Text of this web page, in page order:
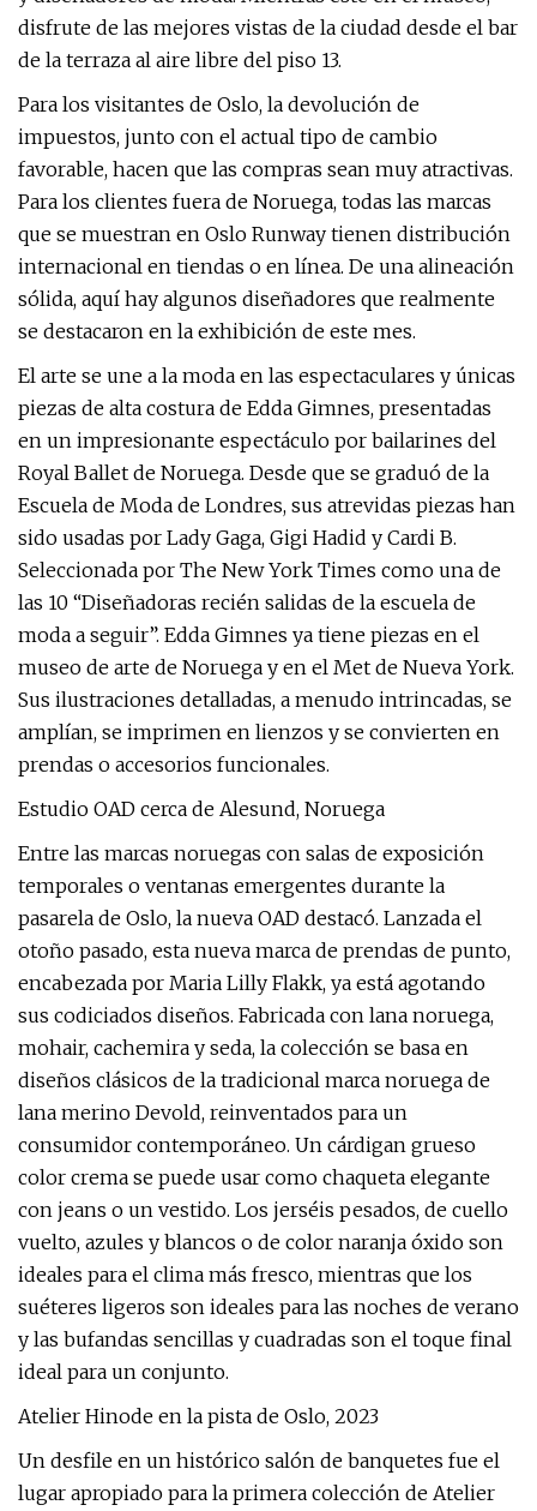
disfrute de las mejores vistas de la ciudad desde el bar
de la terraza al aire libre del piso 13.
Para los visitantes de Oslo, la devolución de
impuestos, junto con el actual tipo de cambio
favorable, hacen que las compras sean muy atractivas.
Para los clientes fuera de Noruega, todas las marcas
que se muestran en Oslo Runway tienen distribución
internacional en tiendas o en línea. De una alineación
sólida, aquí hay algunos diseñadores que realmente
se destacaron en la exhibición de este mes.
El arte se une a la moda en las espectaculares y únicas
piezas de alta costura de Edda Gimnes, presentadas
en un impresionante espectáculo por bailarines del
Royal Ballet de Noruega. Desde que se graduó de la
Escuela de Moda de Londres, sus atrevidas piezas han
sido usadas por Lady Gaga, Gigi Hadid y Cardi B.
Seleccionada por The New York Times como una de
las 10 “Diseñadoras recién salidas de la escuela de
moda a seguir”. Edda Gimnes ya tiene piezas en el
museo de arte de Noruega y en el Met de Nueva York.
Sus ilustraciones detalladas, a menudo intrincadas, se
amplían, se imprimen en lienzos y se convierten en
prendas o accesorios funcionales.
Estudio OAD cerca de Alesund, Noruega
Entre las marcas noruegas con salas de exposición
temporales o ventanas emergentes durante la
pasarela de Oslo, la nueva OAD destacó. Lanzada el
otoño pasado, esta nueva marca de prendas de punto,
encabezada por Maria Lilly Flakk, ya está agotando
sus codiciados diseños. Fabricada con lana noruega,
mohair, cachemira y seda, la colección se basa en
diseños clásicos de la tradicional marca noruega de
lana merino Devold, reinventados para un
consumidor contemporáneo. Un cárdigan grueso
color crema se puede usar como chaqueta elegante
con jeans o un vestido. Los jerséis pesados, de cuello
vuelto, azules y blancos o de color naranja óxido son
ideales para el clima más fresco, mientras que los
suéteres ligeros son ideales para las noches de verano
y las bufandas sencillas y cuadradas son el toque final
ideal para un conjunto.
Atelier Hinode en la pista de Oslo, 2023
Un desfile en un histórico salón de banquetes fue el
lugar apropiado para la primera colección de Atelier